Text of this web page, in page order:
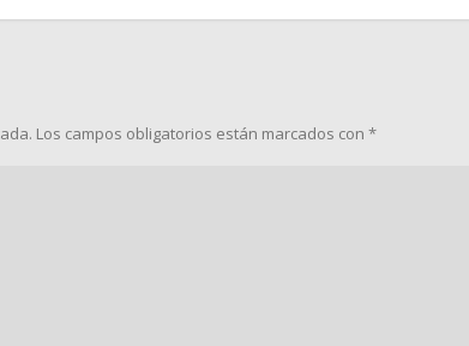
Los campos obligatorios están marcados con*